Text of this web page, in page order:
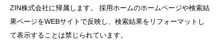
ZIN株式会社に帰属します。 採用ホームのホームページや検索結
果ページをWEBサイトで反映し、検索結果をリフォーマットし
て表示することは禁じられています。